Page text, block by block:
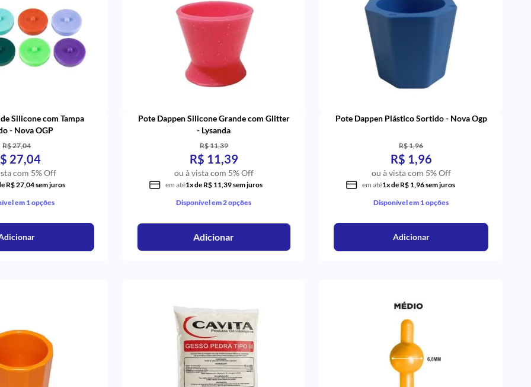
Silicone com Tampa
- Nova OGP
R$ 27,04
27,04
com 5% Off
R$ 27,04 sem juros
em 1 opções
Pote Dappen Silicone Grande com Glitter
- Lysanda
R$ 11,39
R$ 11,39
ou à vista com 5% Off
em até1x de R$ 11,39 sem juros
Disponível em 2 opções
Adicionar
Pote Dappen Plástico Sortido - Nova Ogp
R$ 1,96
R$ 1,96
ou à vista com 5% Off
em até1x de R$ 1,96 sem juros
Disponível em 1 opções
Adicionar